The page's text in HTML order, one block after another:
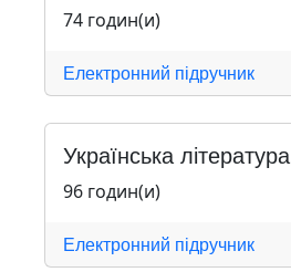
74 годин(и)
Електронний підручник
Українська література
96 годин(и)
Електронний підручник